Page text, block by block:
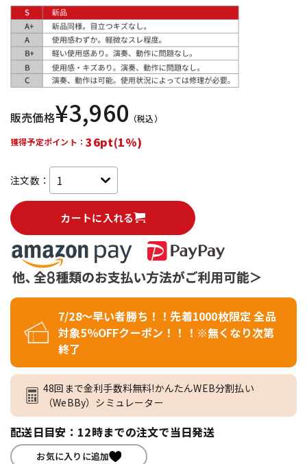
販売価格¥3,960 （税込）
獲得予定ポイント：36pt(1%)
注文数：
カートに入れる
7/28～早い者勝ち！！先着1000枚限定 全品
対象5％OFFクーポン！！！※無くなり次第
終了
48回まで金利手数料無料!かんたんWEB分割払い
（WeBBy）シミュレーター
配送日目安：12時までの注文で当日発送
お気に入りに追加